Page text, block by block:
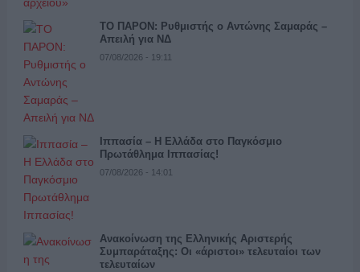
ΤΟ ΠΑΡΟΝ: Ρυθμιστής ο Αντώνης Σαμαράς –
Απειλή για ΝΔ
07/08/2026 - 19:11
Ιππασία – Η Ελλάδα στο Παγκόσμιο
Πρωτάθλημα Ιππασίας!
07/08/2026 - 14:01
Ανακοίνωση της Ελληνικής Αριστερής
Συμπαράταξης: Οι «άριστοι» τελευταίοι των
τελευταίων